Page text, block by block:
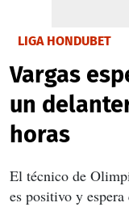
LIGA HONDUBET
Vargas
un
horas
El técnico de
es positivo y